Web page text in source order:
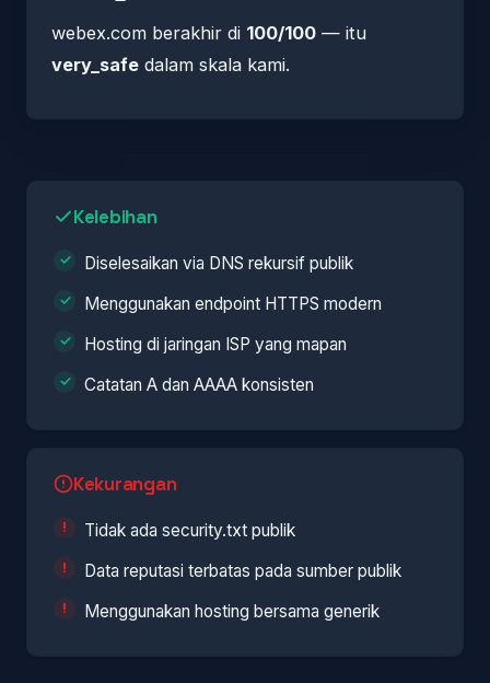
webex.com berakhir di 100/100 — itu
very_safe dalam skala kami.
Kelebihan
Diselesaikan via DNS rekursif publik
Menggunakan endpoint HTTPS modern
Hosting di jaringan ISP yang mapan
Catatan A dan AAAA konsisten
Kekurangan
Tidak ada security.txt publik
Data reputasi terbatas pada sumber publik
Menggunakan hosting bersama generik